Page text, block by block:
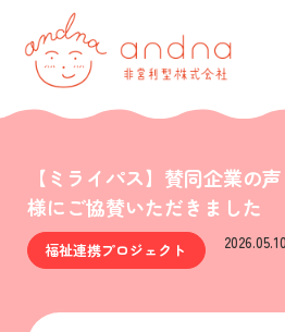
【ミライパス】賛同企業の
様にご協賛いただきました
福祉連携プロジェクト 2026.05.10